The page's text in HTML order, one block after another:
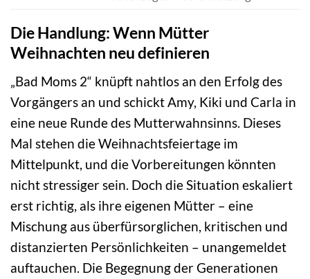
Die Handlung: Wenn Mütter
Weihnachten neu definieren
„Bad Moms 2“ knüpft nahtlos an den Erfolg des
Vorgängers an und schickt Amy, Kiki und Carla in
eine neue Runde des Mutterwahnsinns. Dieses
Mal stehen die Weihnachtsfeiertage im
Mittelpunkt, und die Vorbereitungen könnten
nicht stressiger sein. Doch die Situation eskaliert
erst richtig, als ihre eigenen Mütter – eine
Mischung aus überfürsorglichen, kritischen und
distanzierten Persönlichkeiten – unangemeldet
auftauchen. Die Begegnung der Generationen